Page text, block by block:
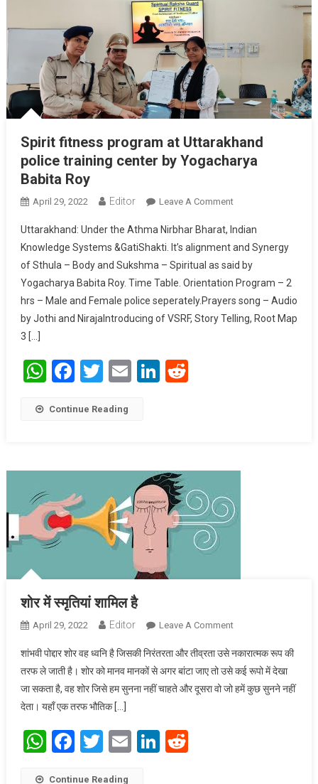
Spirit fitness program at Uttarakhand
police training center by Yogacharya
Babita Roy
April 29, 2022 Editor Leave A CommentOn Spirit Fitness
Uttarakhand Police
Training Center By
Yogacharya Babita
Roy
Uttarakhand: Under the Athma Nirbhar Bharat, Indian
Knowledge Systems &GatiShakti. It’s alignment and Synergy
of Sthula – Body and Sukshma – Spiritual as said by
Yogacharya Babita Roy. Time Table. Orientation Program – 2
hrs – Male and Female police seperately.Prayers song – Audio
by Jothi and NirajaIntroducing of VSRF, Story Telling, Root Map
3 […]
WhatsApp
Facebook
Twitter
EmailLinkedIn
Reddit
Continue Reading
शोर में स्मृतियां शामिल है
April 29, 2022 Editor Leave A CommentOn शोर में स्मृतियां
शांभवी पोद्दार शोर वह ध्वनि है जिसकी निरंतरता और तीव्रता उसे नकारात्मक रूप की
तरफ ले जाती है। शोर को मानव मानकों से अगर बांटा जाए तो उसे कई रूपो में देखा
जा सकता है, वह शोर जिसे हम सुनना नहीं चाहते और दूसरा वो जो हमें कुछ सुनने नहीं
देता। यहाँ एक तरफ भौतिक […]
WhatsApp
Facebook
Twitter
EmailLinkedIn
Reddit
Continue Reading